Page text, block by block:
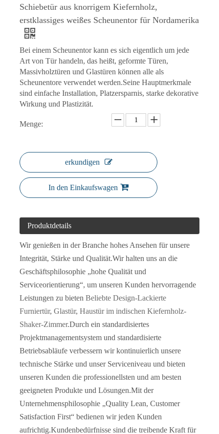
Alwew Design China Aluminium Toilette Badezimmer Küche Dekoration Aluminium Glas Schwingtür
Schiebetür aus knorrigem Kiefernholz,
erstklassiges weißes Scheunentor für Nordamerika
Bei einem Scheunentor kann es sich eigentlich um jede
Art von Tür handeln, das heißt, geformte Türen,
Massivholztüren und Glastüren können alle als
Scheunentore verwendet werden.Seine Hauptmerkmale
sind einfache Installation, Platzersparnis, starke dekorative
Wirkung und Plastizität.
Menge:
erkundigen
In den Einkaufswagen
Produktdetails
Wir genießen in der Branche hohes Ansehen für unsere
Integrität, Stärke und Qualität.Wir halten uns an die
Geschäftsphilosophie „hohe Qualität und
Serviceorientierung“, um unseren Kunden hervorragende
Leistungen zu bieten Beliebte Design-Lackierte
Furniertür, Glastür, Haustür im indischen Kiefernholz-
Shaker-Zimmer.Durch ein standardisiertes
Projektmanagementsystem und standardisierte
Betriebsabläufe verbessern wir kontinuierlich unsere
technische Stärke und unser Serviceniveau und bieten
unseren Kunden die professionellsten und am besten
geeigneten Produkte und Lösungen.Mit der
Unternehmensphilosophie „Quality Lean, Customer
Satisfaction First“ bedienen wir jeden Kunden
aufrichtig.Kundenbedürfnisse sind die treibende Kraft für